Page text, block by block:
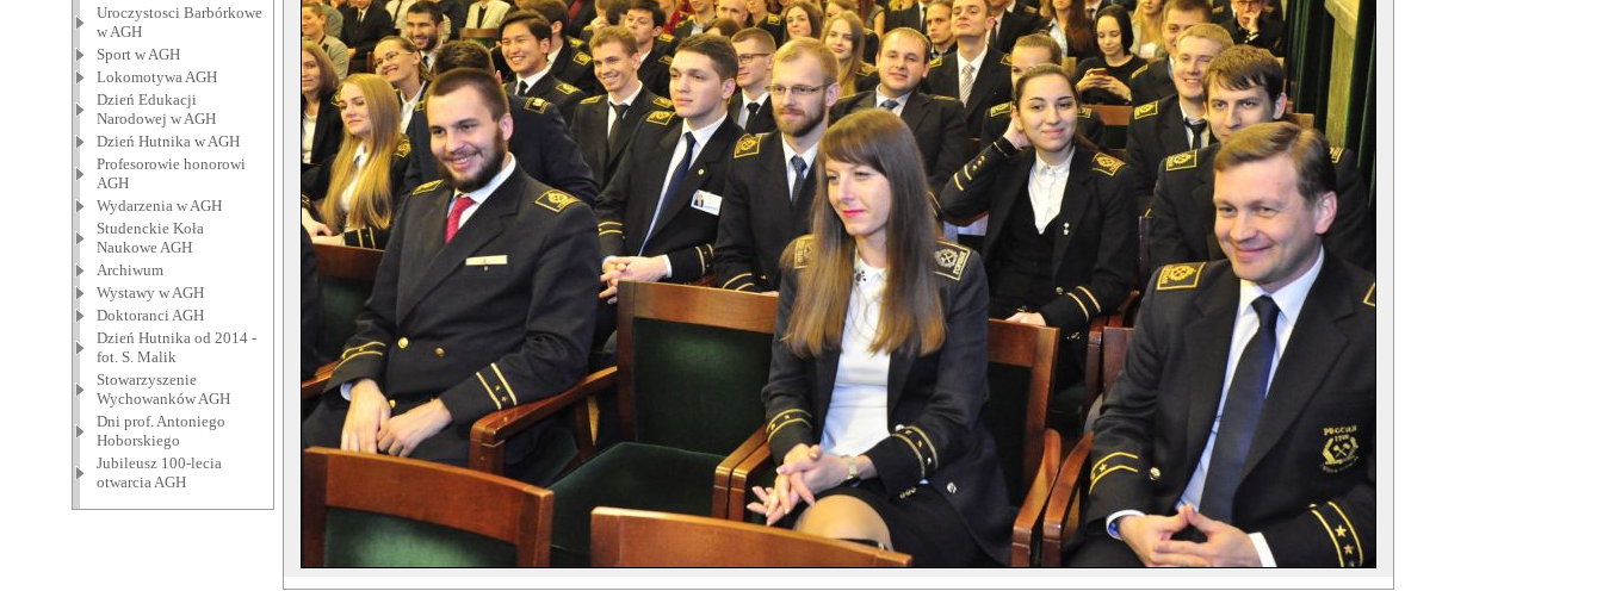
Uroczystosci Barbórkowe
w AGH
Sport w AGH
Lokomotywa AGH
Dzień Edukacji
Narodowej w AGH
Dzień Hutnika w AGH
Profesorowie honorowi
AGH
Wydarzenia w AGH
Studenckie Koła
Naukowe AGH
Archiwum
Wystawy w AGH
Doktoranci AGH
Dzień Hutnika od 2014 -
fot. S. Malik
Stowarzyszenie
Wychowanków AGH
Dni prof. Antoniego
Hoborskiego
Jubileusz 100-lecia
otwarcia AGH